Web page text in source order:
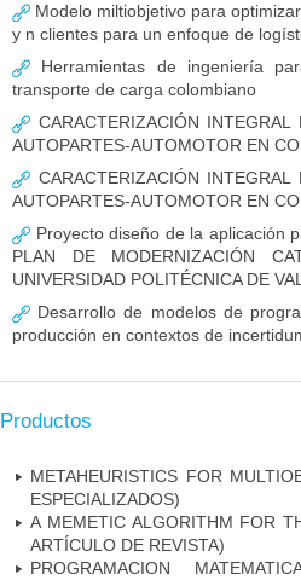
Modelo miltiobjetivo para
y n clientes para un enfoque de
Herramientas de ingeniería
transporte de carga colombiano
CARACTERIZACIÓN
AUTOPARTES-AUTOMOTOR EN
CARACTERIZACIÓN
AUTOPARTES-AUTOMOTOR EN
Proyecto diseño de la aplicación
PLAN DE MODERNIZACIÓN
UNIVERSIDAD POLITÉCNICA DE
Desarrollo de modelos de
producción en contextos de
Productos
METAHEURISTICS FOR
ESPECIALIZADOS)
A MEMETIC ALGORITHM FOR
ARTÍCULO DE REVISTA)
PROGRAMACION